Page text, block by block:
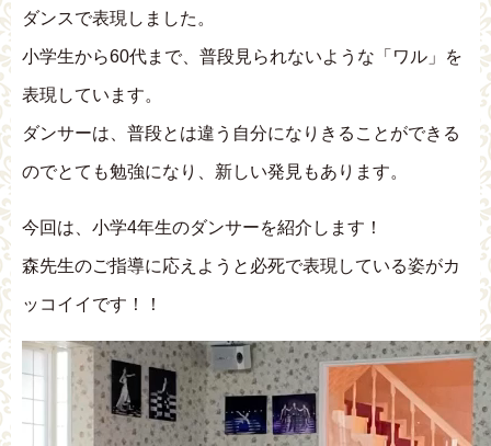
ダンスで表現しました。
小学生から60代まで、普段見られないような「ワル」を
表現しています。
ダンサーは、普段とは違う自分になりきることができる
のでとても勉強になり、新しい発見もあります。
今回は、小学4年生のダンサーを紹介します！
森先生のご指導に応えようと必死で表現している姿がカ
ッコイイです！！